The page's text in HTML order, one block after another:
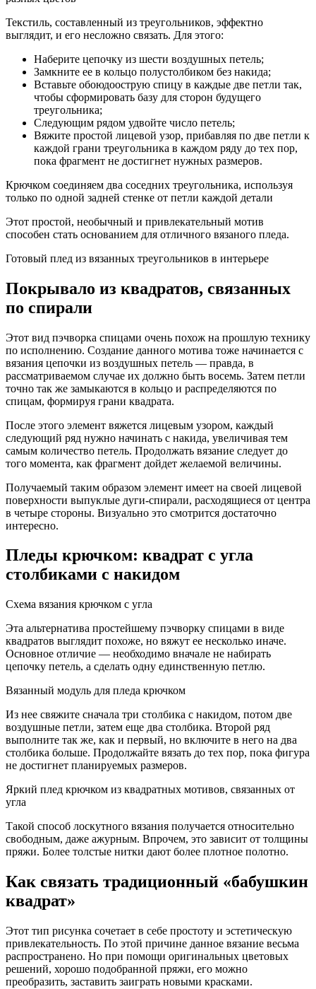
Текстиль, составленный из треугольников, эффектно
выглядит, и его несложно связать. Для этого:
Наберите цепочку из шести воздушных петель;
Замкните ее в кольцо полустолбиком без накида;
Вставьте обоюдоострую спицу в каждые две петли так,
чтобы сформировать базу для сторон будущего
треугольника;
Следующим рядом удвойте число петель;
Вяжите простой лицевой узор, прибавляя по две петли к
каждой грани треугольника в каждом ряду до тех пор,
пока фрагмент не достигнет нужных размеров.
Крючком соединяем два соседних треугольника, используя
только по одной задней стенке от петли каждой детали
Этот простой, необычный и привлекательный мотив
способен стать основанием для отличного вязаного пледа.
Готовый плед из вязанных треугольников в интерьере
Покрывало из квадратов, связанных
по спирали
Этот вид пэчворка спицами очень похож на прошлую технику
по исполнению. Создание данного мотива тоже начинается с
вязания цепочки из воздушных петель — правда, в
рассматриваемом случае их должно быть восемь. Затем петли
точно так же замыкаются в кольцо и распределяются по
спицам, формируя грани квадрата.
После этого элемент вяжется лицевым узором, каждый
следующий ряд нужно начинать с накида, увеличивая тем
самым количество петель. Продолжать вязание следует до
того момента, как фрагмент дойдет желаемой величины.
Получаемый таким образом элемент имеет на своей лицевой
поверхности выпуклые дуги-спирали, расходящиеся от центра
в четыре стороны. Визуально это смотрится достаточно
интересно.
Пледы крючком: квадрат с угла
столбиками с накидом
Схема вязания крючком с угла
Эта альтернатива простейшему пэчворку спицами в виде
квадратов выглядит похоже, но вяжут ее несколько иначе.
Основное отличие — необходимо вначале не набирать
цепочку петель, а сделать одну единственную петлю.
Вязанный модуль для пледа крючком
Из нее свяжите сначала три столбика с накидом, потом две
воздушные петли, затем еще два столбика. Второй ряд
выполните так же, как и первый, но включите в него на два
столбика больше. Продолжайте вязать до тех пор, пока фигура
не достигнет планируемых размеров.
Яркий плед крючком из квадратных мотивов, связанных от
угла
Такой способ лоскутного вязания получается относительно
свободным, даже ажурным. Впрочем, это зависит от толщины
пряжи. Более толстые нитки дают более плотное полотно.
Как связать традиционный «бабушкин
квадрат»
Этот тип рисунка сочетает в себе простоту и эстетическую
привлекательность. По этой причине данное вязание весьма
распространено. Но при помощи оригинальных цветовых
решений, хорошо подобранной пряжи, его можно
преобразить, заставить заиграть новыми красками.